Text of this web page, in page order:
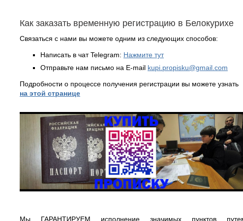
Как заказать временную регистрацию в Белокурихе
Связаться с нами вы можете одним из следующих способов:
Написать в чат Telegram: Нажмите тут
Отправьте нам письмо на E-mail kupi.propisku@gmail.com
Подробности о процессе получения регистрации вы можете узнать
на этой странице
Мы ГАРАНТИРУЕМ исполнение значимых пунктов